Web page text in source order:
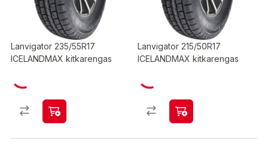
Lanvigator 235/55R17
ICELANDMAX kitkarengas
Lanvigator 215/50R17
ICELANDMAX kitkarengas